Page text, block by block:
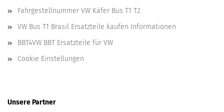
Fahrgestellnummer VW Käfer Bus T1 T2
VW Bus T1 Brasil Ersatzteile kaufen Informationen
BBT4VW BBT Ersatzteile für VW
Cookie Einstellungen
Unsere Partner